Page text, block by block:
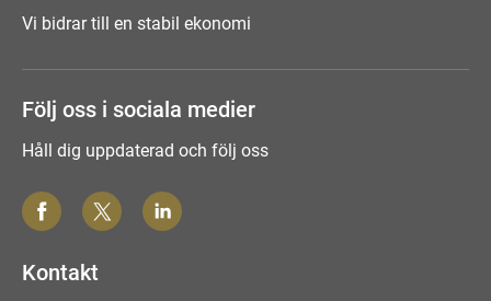
Vi bidrar till en stabil ekonomi
Följ oss i sociala medier
Håll dig uppdaterad och följ oss
Kontakt